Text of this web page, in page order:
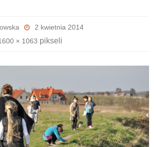
2 kwietnia 2014
× 1063 pikseli